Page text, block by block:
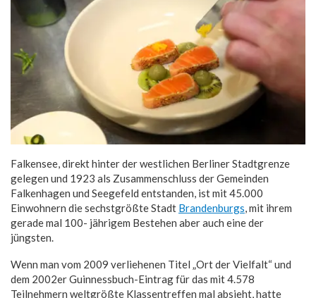
Falkensee, direkt hinter der westlichen Berliner Stadtgrenze
gelegen und 1923 als Zusammenschluss der Gemeinden
Falkenhagen und Seegefeld entstanden, ist mit 45.000
Einwohnern die sechstgrößte Stadt Brandenburgs, mit ihrem
gerade mal 100- jährigem Bestehen aber auch eine der
jüngsten.
Wenn man vom 2009 verliehenen Titel „Ort der Vielfalt“ und
dem 2002er Guinnessbuch-Eintrag für das mit 4.578
Teilnehmern weltgrößte Klassentreffen mal absieht, hatte